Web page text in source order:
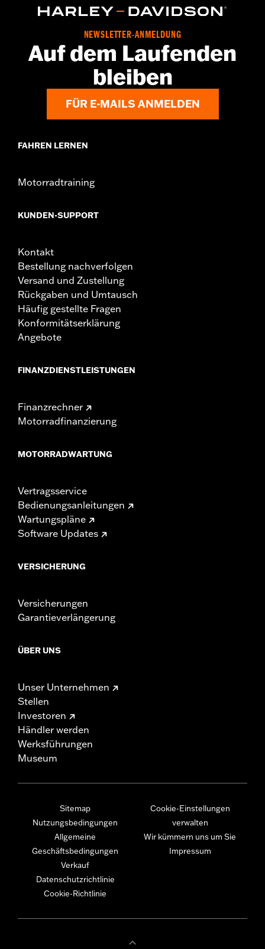
NEWSLETTER-ANMELDUNG
Auf dem Laufenden
bleiben
FÜR E-MAILS ANMELDEN
FAHREN LERNEN
Motorradtraining
KUNDEN-SUPPORT
Kontakt
Bestellung nachverfolgen
Versand und Zustellung
Rückgaben und Umtausch
Häufig gestellte Fragen
Konformitätserklärung
Angebote
FINANZDIENSTLEISTUNGEN
Finanzrechner
Motorradfinanzierung
MOTORRADWARTUNG
Vertragsservice
Bedienungsanleitungen
Wartungspläne
Software Updates
VERSICHERUNG
Versicherungen
Garantieverlängerung
ÜBER UNS
Unser Unternehmen
Stellen
Investoren
Händler werden
Werksführungen
Museum
Sitemap
Nutzungsbedingungen
Allgemeine
Geschäftsbedingungen
Verkauf
Datenschutzrichtlinie
Cookie-Richtlinie
Cookie-Einstellungen
verwalten
Wir kümmern uns um Sie
Impressum